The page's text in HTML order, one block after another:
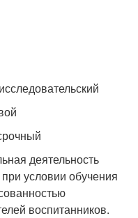
деятельность
условии обучения
воспитанников.